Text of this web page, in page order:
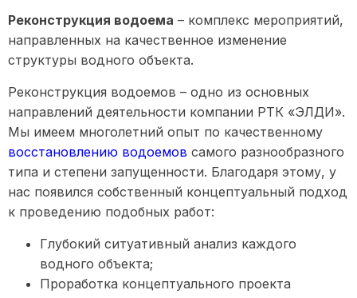
Реконструкция водоема – комплекс мероприятий,
направленных на качественное изменение
структуры водного объекта.
Реконструкция водоемов – одно из основных
направлений деятельности компании РТК «ЭЛДИ».
Мы имеем многолетний опыт по качественному
восстановлению водоемов самого разнообразного
типа и степени запущенности. Благодаря этому, у
нас появился собственный концептуальный подход
к проведению подобных работ:
Глубокий ситуативный анализ каждого
водного объекта;
Проработка концептуального проекта